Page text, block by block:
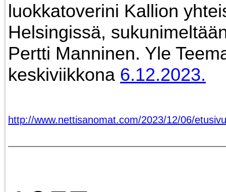
luokkatoverini Kallion
Helsingissä,
Pertti Manninen. Yle
keskiviikkona 6.12.2023.
http://www.nettisanomat.com/2023/12/06/